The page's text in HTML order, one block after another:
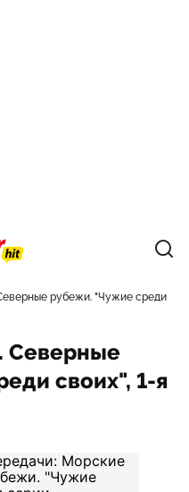
рубежи. "Чужие среди
Северные
своих", 1-я